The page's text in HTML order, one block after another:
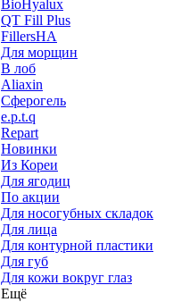
BioHyalux
QT Fill Plus
FillersHA
Для морщин
В лоб
Aliaxin
Сферогель
e.p.t.q
Repart
Новинки
Из Кореи
Для ягодиц
По акции
Для носогубных складок
Для лица
Для контурной пластики
Для губ
Для кожи вокруг глаз
Ещё